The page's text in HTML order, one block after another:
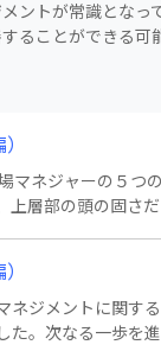
ントが常識となっ
ることができる可
マネジャーの５つ
上層部の頭の固さ
ネジメントに関す
。次なる一歩を